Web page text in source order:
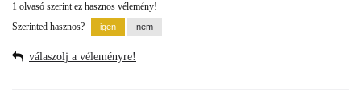
1 olvasó szerint ez hasznos vélemény!
Szerinted hasznos?
válaszolj a véleményre!